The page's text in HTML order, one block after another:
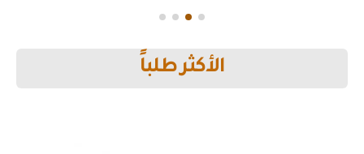
الأكثر طلباً